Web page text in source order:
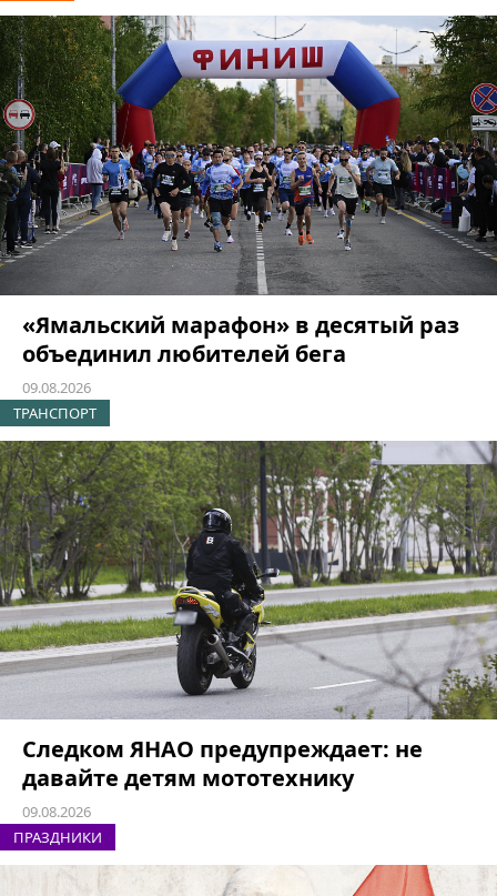
«Ямальский марафон» в десятый раз
объединил любителей бега
09.08.2026
ТРАНСПОРТ
Следком ЯНАО предупреждает: не
давайте детям мототехнику
09.08.2026
ПРАЗДНИКИ